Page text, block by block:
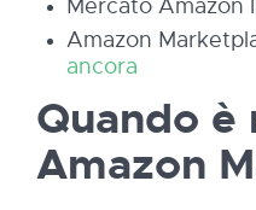
Mercato Amazon
Amazon
ancora
Quando è
Amazon